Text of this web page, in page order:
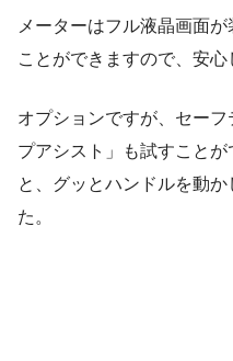
メーターはフル液晶画面
ことができますので、安心
オプションですが、セー
プアシスト」も試すこと
と、グッとハンドルを動
た。